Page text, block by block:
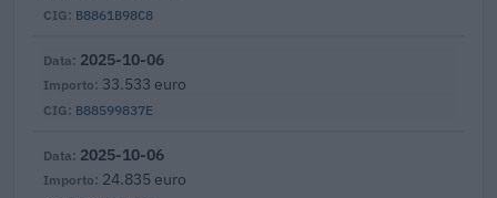
B8861B98C8
B88599837E
2025-10-06
33.533 euro
2025-10-06
24.835 euro